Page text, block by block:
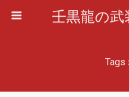
壬黒龍の武
Tags